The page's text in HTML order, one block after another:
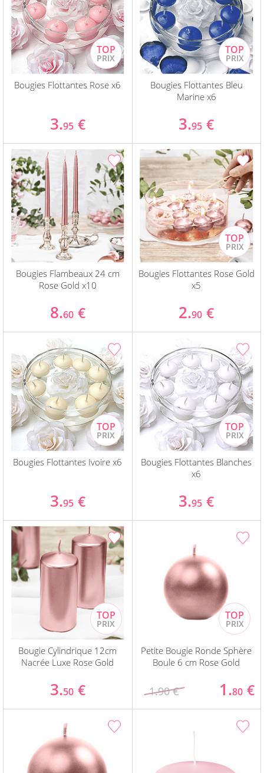
Bougies Flottantes Rose x6
3.95 €
Bougies Flottantes Bleu
Marine x6
3.95 €
Bougies Flambeaux 24 cm
Rose Gold x10
8.60 €
Bougies Flottantes Rose Gold
x5
2.90 €
Bougies Flottantes Ivoire x6
3.95 €
Bougies Flottantes Blanches
x6
3.95 €
Bougie Cylindrique 12cm
Nacrée Luxe Rose Gold
3.50 €
Petite Bougie Ronde Sphère
Boule 6 cm Rose Gold
1.90 € 1.80 €